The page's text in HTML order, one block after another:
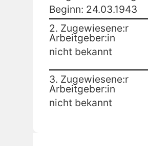
Beginn: 24.03.1943
2. Zugewiesene:r
Arbeitgeber:in
nicht bekannt
3. Zugewiesene:r
Arbeitgeber:in
nicht bekannt